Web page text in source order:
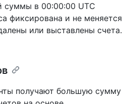
суммы в 00:00:00 UTC
фиксирована и не меняется
или выставлены счета.
получают большую сумму